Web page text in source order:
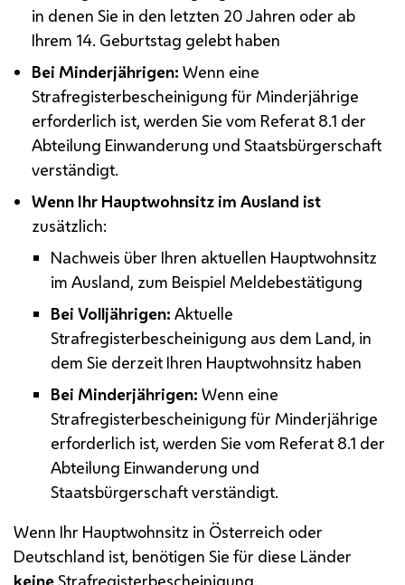
in denen Sie in den letzten 20 Jahren oder ab
Ihrem 14. Geburtstag gelebt haben
Bei Minderjährigen: Wenn eine
Strafregisterbescheinigung für Minderjährige
erforderlich ist, werden Sie vom Referat 8.1 der
Abteilung Einwanderung und Staatsbürgerschaft
verständigt.
Wenn Ihr Hauptwohnsitz im Ausland ist
zusätzlich:
Nachweis über Ihren aktuellen Hauptwohnsitz
im Ausland, zum Beispiel Meldebestätigung
Bei Volljährigen: Aktuelle
Strafregisterbescheinigung aus dem Land, in
dem Sie derzeit Ihren Hauptwohnsitz haben
Bei Minderjährigen: Wenn eine
Strafregisterbescheinigung für Minderjährige
erforderlich ist, werden Sie vom Referat 8.1 der
Abteilung Einwanderung und
Staatsbürgerschaft verständigt.
Wenn Ihr Hauptwohnsitz in Österreich oder
Deutschland ist, benötigen Sie für diese Länder
keine Strafregisterbescheinigung.